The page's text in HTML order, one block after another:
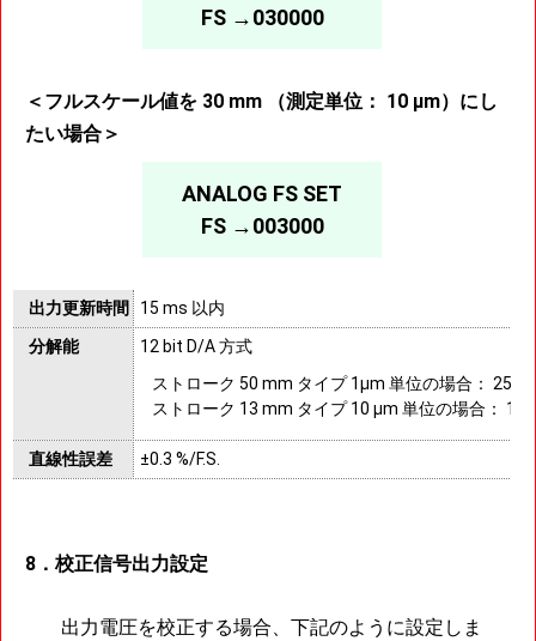
FS →030000
＜フルスケール値を 30 mm （測定単位： 10 μm）にし
たい場合＞
ANALOG FS SET
FS →003000
出力更新時間
15 ms 以内
分解能
12 bit D/A 方式
ストローク 50 mm タイプ 1μm 単位の場合： 25
ストローク 13 mm タイプ 10 μm 単位の場合：
直線性誤差 ±0.3 %/F.S.
8．校正信号出力設定
出力電圧を校正する場合、下記のように設定しま